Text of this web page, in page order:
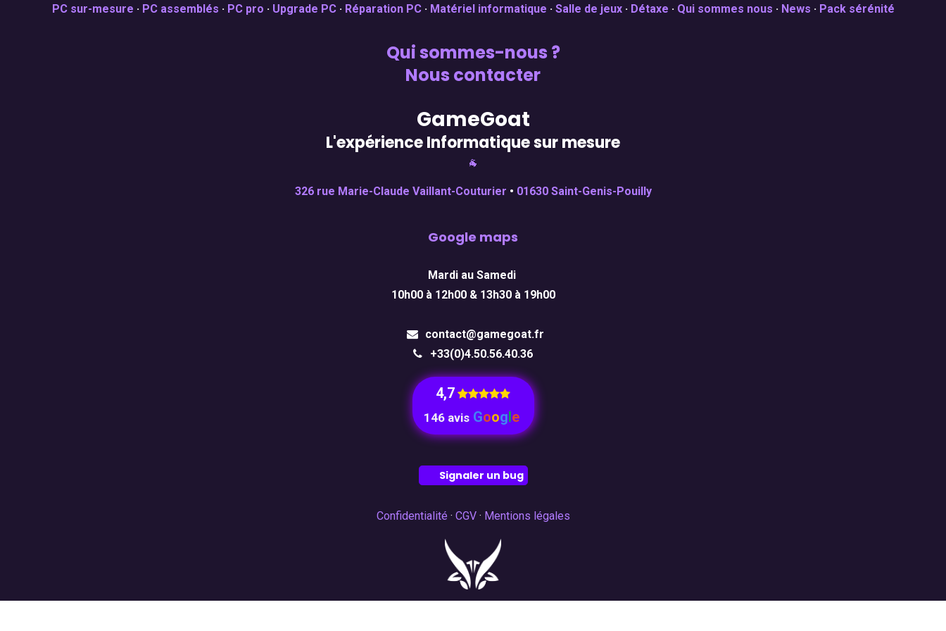
PC sur-mesure · PC assemblés · PC pro · Upgrade PC· Réparation PC· Matériel informatique · Salle de jeux· Détaxe · Qui sommes nous · News · Pack sérénité
Qui sommes-nous ?
Nous contacter
GameGoat
L'expérience Informatique sur mesure
🐐
326 rue Marie-Claude Vaillant-Couturier • 01630 Saint-Genis-Pouilly
Google maps
Mardi au Samedi
10h00 à 12h00 & 13h30 à 19h00
contact@gamegoat.fr
+33(0)4.50.56.40.36
4,7
146 avis Google
Signaler un bug
Confidentialité · CGV· Mentions légales